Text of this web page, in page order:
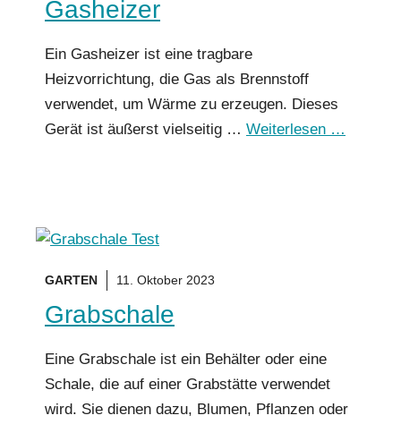
Gasheizer
Ein Gasheizer ist eine tragbare
Heizvorrichtung, die Gas als Brennstoff
verwendet, um Wärme zu erzeugen. Dieses
Gerät ist äußerst vielseitig … Weiterlesen …
GARTEN 11. Oktober 2023
Grabschale
Eine Grabschale ist ein Behälter oder eine
Schale, die auf einer Grabstätte verwendet
wird. Sie dienen dazu, Blumen, Pflanzen oder